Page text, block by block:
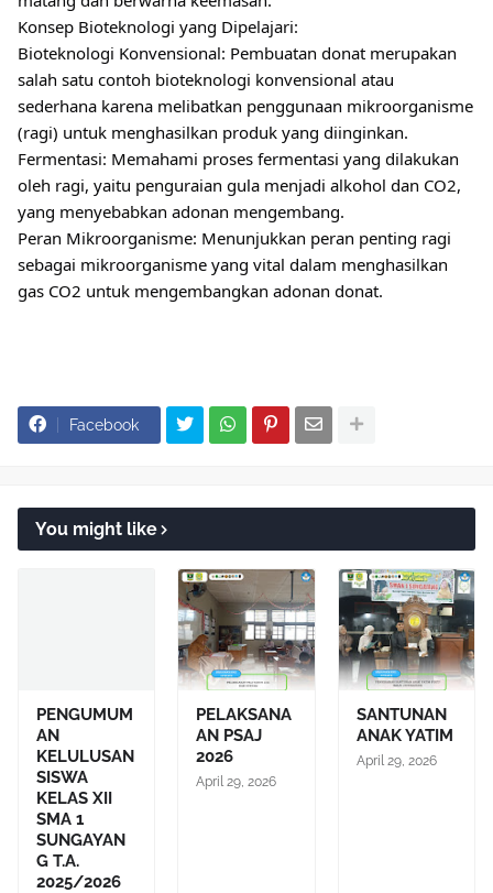
Konsep Bioteknologi yang Dipelajari:
Bioteknologi Konvensional: Pembuatan donat merupakan
salah satu contoh bioteknologi konvensional atau
sederhana karena melibatkan penggunaan mikroorganisme
(ragi) untuk menghasilkan produk yang diinginkan.
Fermentasi: Memahami proses fermentasi yang dilakukan
oleh ragi, yaitu penguraian gula menjadi alkohol dan CO2,
yang menyebabkan adonan mengembang.
Peran Mikroorganisme: Menunjukkan peran penting ragi
sebagai mikroorganisme yang vital dalam menghasilkan
gas CO2 untuk mengembangkan adonan donat.
Facebook
You might like
PENGUMUM
AN
KELULUSAN
SISWA
KELAS XII
SMA 1
SUNGAYAN
G T.A.
2025/2026
PELAKSANA
AN PSAJ
2026
April 29, 2026
SANTUNAN
ANAK YATIM
April 29, 2026